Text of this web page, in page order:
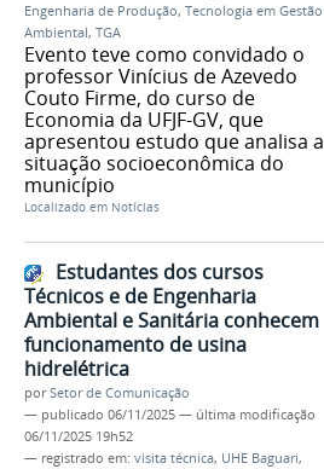
Engenharia de Produção, Tecnologia em Gestão
Ambiental, TGA
Evento teve como convidado o
professor Vinícius de Azevedo
Couto Firme, do curso de
Economia da UFJF-GV, que
apresentou estudo que analisa a
situação socioeconômica do
município
Localizado em Notícias
Estudantes dos cursos
Técnicos e de Engenharia
Ambiental e Sanitária conhecem
funcionamento de usina
hidrelétrica
porSetor de Comunicação
— publicado 06/11/2025 — última modificação
06/11/2025 19h52
— registrado em: visita técnica, UHE Baguari,